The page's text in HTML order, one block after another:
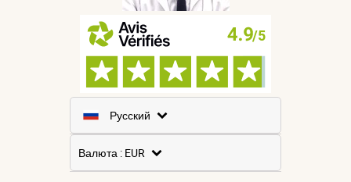
Русский
Французский
Валюта : EUR